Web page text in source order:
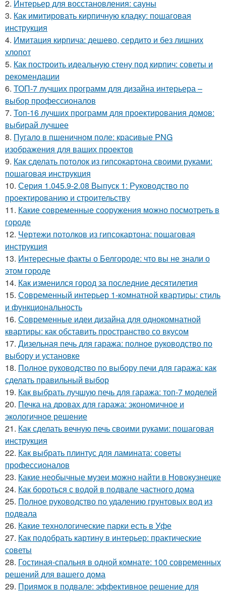
2. Интерьер для восстановления: сауны
3. Как имитировать кирпичную кладку: пошаговая
инструкция
4. Имитация кирпича: дешево, сердито и без лишних
хлопот
5. Как построить идеальную стену под кирпич: советы и
рекомендации
6. ТОП-7 лучших программ для дизайна интерьера –
выбор профессионалов
7. Топ-16 лучших программ для проектирования домов:
выбирай лучшее
8. Пугало в пшеничном поле: красивые PNG
изображения для ваших проектов
9. Как сделать потолок из гипсокартона своими руками:
пошаговая инструкция
10. Серия 1.045.9-2.08 Выпуск 1: Руководство по
проектированию и строительству
11. Какие современные сооружения можно посмотреть в
городе
12. Чертежи потолков из гипсокартона: пошаговая
инструкция
13. Интересные факты о Белгороде: что вы не знали о
этом городе
14. Как изменился город за последние десятилетия
15. Современный интерьер 1-комнатной квартиры: стиль
и функциональность
16. Современные идеи дизайна для однокомнатной
квартиры: как обставить пространство со вкусом
17. Дизельная печь для гаража: полное руководство по
выбору и установке
18. Полное руководство по выбору печи для гаража: как
сделать правильный выбор
19. Как выбрать лучшую печь для гаража: топ-7 моделей
20. Печка на дровах для гаража: экономичное и
экологичное решение
21. Как сделать вечную печь своими руками: пошаговая
инструкция
22. Как выбрать плинтус для ламината: советы
профессионалов
23. Какие необычные музеи можно найти в Новокузнецке
24. Как бороться с водой в подвале частного дома
25. Полное руководство по удалению грунтовых вод из
подвала
26. Какие технологические парки есть в Уфе
27. Как подобрать картину в интерьер: практические
советы
28. Гостиная-спальня в одной комнате: 100 современных
решений для вашего дома
29. Приямок в подвале: эффективное решение для